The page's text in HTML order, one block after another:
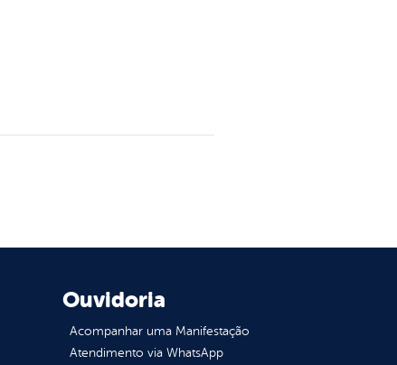
Ouvidoria
Acompanhar uma Manifestação
Atendimento via WhatsApp